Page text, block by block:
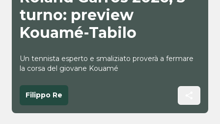
turno: preview
Kouamé-Tabilo
Un tennista esperto e smaliziato proverà a fermare
la corsa del giovane Kouamé
Filippo Re